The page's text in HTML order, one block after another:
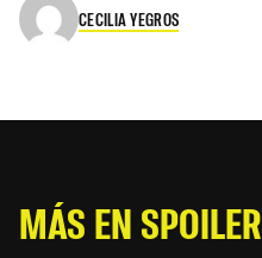
CECILIA YEGROS
MÁS EN SPOILER